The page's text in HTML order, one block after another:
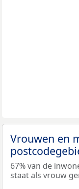
Vrouwen en
67% van de
staat als vrouw